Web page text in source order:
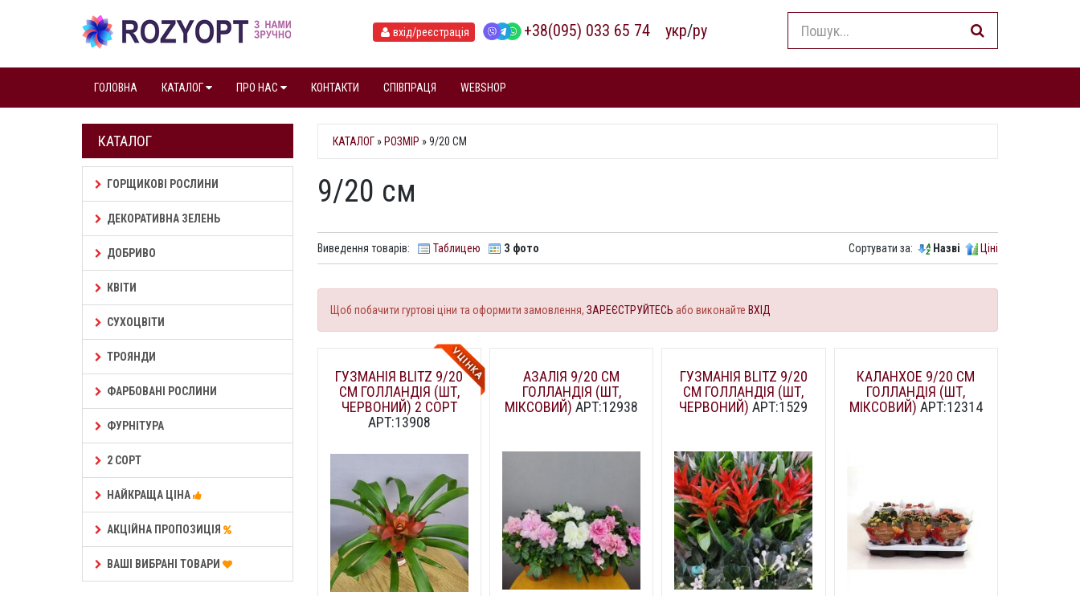
вхід/реєстрація +38(095) 033 65 74 укр/ру
ГОЛОВНА КАТАЛОГ ПРО НАС КОНТАКТИ СПІВПРАЦЯ WEBSHOP
КАТАЛОГ
ГОРЩИКОВІ РОСЛИНИ
ДЕКОРАТИВНА ЗЕЛЕНЬ
ДОБРИВО
КВІТИ
СУХОЦВІТИ
ТРОЯНДИ
ФАРБОВАНІ РОСЛИНИ
ФУРНІТУРА
2 СОРТ
НАЙКРАЩА ЦІНА
АКЦІЙНА ПРОПОЗИЦІЯ
ВАШІ ВИБРАНІ ТОВАРИ
КАТАЛОГ» РОЗМІР » 9/20 СМ
9/20 см
Виведення товарів: Таблицею З фото Сортувати за: Назві Ціні
Щоб побачити гуртові ціни та оформити замовлення, ЗАРЕЄСТРУЙТЕСЬ або виконайте ВХІД
ГУЗМАНІЯ BLITZ 9/20
СМ ГОЛЛАНДІЯ (ШТ,
ЧЕРВОНИЙ) 2 СОРТ
АРТ:13908
АЗАЛІЯ 9/20 СМ
ГОЛЛАНДІЯ (ШТ,
МІКСОВИЙ) АРТ:12938
ГУЗМАНІЯ BLITZ 9/20
СМ ГОЛЛАНДІЯ (ШТ,
ЧЕРВОНИЙ) АРТ:1529
КАЛАНХОЕ 9/20 СМ
ГОЛЛАНДІЯ (ШТ,
МІКСОВИЙ) АРТ:12314